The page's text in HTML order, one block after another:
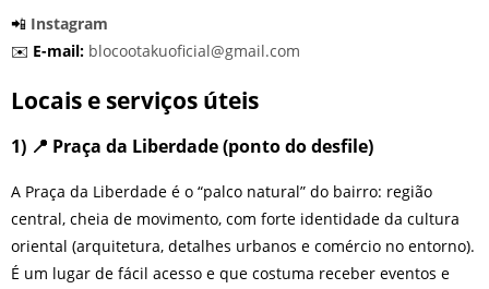
📲 Instagram
✉️ E-mail: blocootakuoficial@gmail.com
Locais e serviços úteis
1) 📍 Praça da Liberdade (ponto do desfile)
A Praça da Liberdade é o “palco natural” do bairro: região
central, cheia de movimento, com forte identidade da cultura
oriental (arquitetura, detalhes urbanos e comércio no entorno).
É um lugar de fácil acesso e que costuma receber eventos e